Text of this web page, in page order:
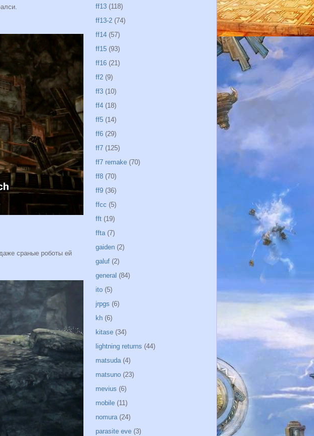
сраные роботы ей
ff13 (118)
ff13-2 (74)
ff14 (57)
ff15 (93)
ff16 (21)
ff2 (9)
ff3 (10)
ff4 (18)
ff5 (14)
ff6 (29)
ff7 (125)
ff7 remake (70)
ff8 (70)
ff9 (36)
ffcc (5)
fft (19)
ffta (7)
gaiden (2)
galuf (2)
general (84)
ito (5)
jrpgs (6)
kh (6)
kitase (34)
lightning returns (44)
matsuda (4)
matsuno (23)
mevius (6)
mobile (11)
nomura (24)
parasite eve (3)